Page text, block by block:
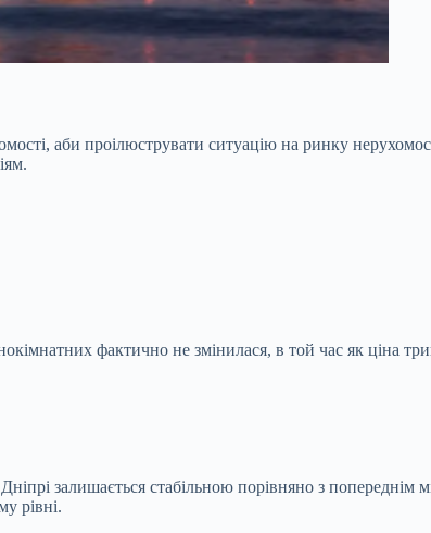
аби проілюструвати ситуацію на ринку
фактично не змінилася, в той час як ціна
залишається стабільною порівняно з
рівні.